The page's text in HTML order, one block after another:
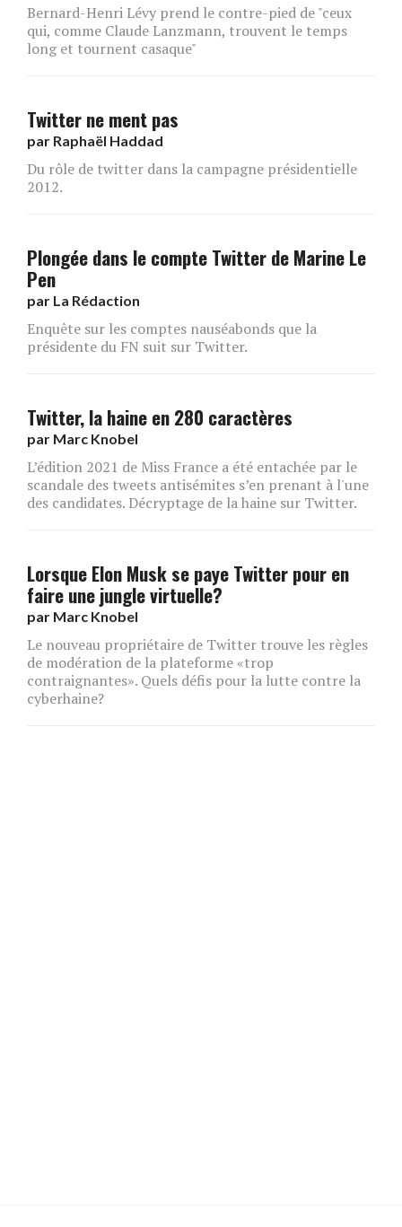
Bernard-Henri Lévy prend le contre-pied de "ceux
qui, comme Claude Lanzmann, trouvent le temps
long et tournent casaque"
Twitter ne ment pas
par Raphaël Haddad
Du rôle de twitter dans la campagne présidentielle
2012.
Plongée dans le compte Twitter de Marine Le
Pen
par La Rédaction
Enquête sur les comptes nauséabonds que la
présidente du FN suit sur Twitter.
Twitter, la haine en 280 caractères
par Marc Knobel
L’édition 2021 de Miss France a été entachée par le
scandale des tweets antisémites s’en prenant à l'une
des candidates. Décryptage de la haine sur Twitter.
Lorsque Elon Musk se paye Twitter pour en
faire une jungle virtuelle?
par Marc Knobel
Le nouveau propriétaire de Twitter trouve les règles
de modération de la plateforme «trop
contraignantes». Quels défis pour la lutte contre la
cyberhaine?